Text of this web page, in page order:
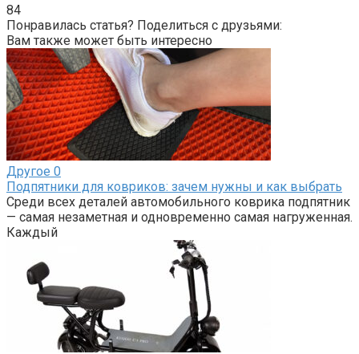
84
Понравилась статья? Поделиться с друзьями:
Вам также может быть интересно
Другое 0
Подпятники для ковриков: зачем нужны и как выбрать
Среди всех деталей автомобильного коврика подпятник
— самая незаметная и одновременно самая нагруженная.
Каждый